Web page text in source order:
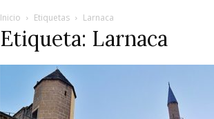
Inicio Etiquetas Larnaca
Etiqueta: Larnaca